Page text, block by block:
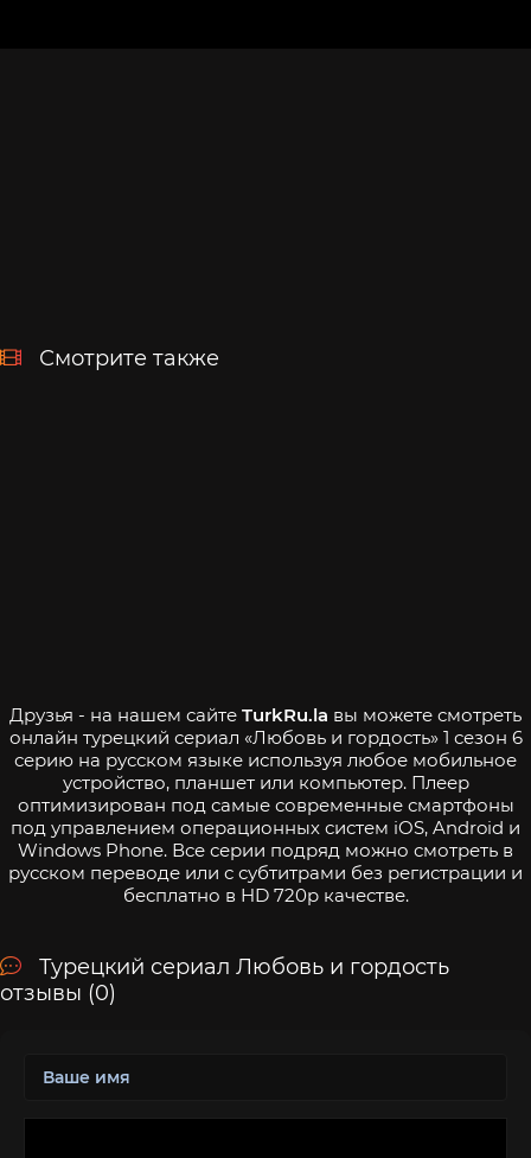
Смотрите также
Друзья - на нашем сайте TurkRu.la вы можете смотреть
онлайн турецкий сериал «Любовь и гордость» 1 сезон 6
серию на русском языке используя любое мобильное
устройство, планшет или компьютер. Плеер
оптимизирован под самые современные смартфоны
под управлением операционных систем iOS, Android и
Windows Phone. Все серии подряд можно смотреть в
русском переводе или с субтитрами без регистрации и
бесплатно в HD 720p качестве.
Турецкий сериал Любовь и гордость
отзывы (0)